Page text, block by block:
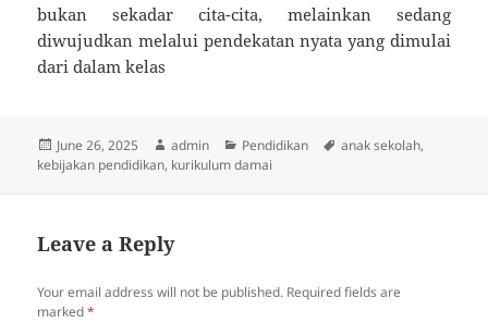
bukan sekadar cita-cita, melainkan sedang
diwujudkan melalui pendekatan nyata yang dimulai
dari dalam kelas
Posted
on
June 26, 2025 Author
admin Categories
Pendidikan Tags
anak sekolah,
kebijakan pendidikan, kurikulum damai
Leave a Reply
Your email address will not be published. Required fields are
marked*